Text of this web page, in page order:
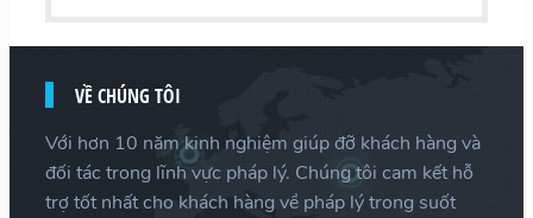
VỀ CHÚNG TÔI
Với hơn 10 năm kinh nghiệm giúp đỡ khách hàng và
đối tác trong lĩnh vực pháp lý. Chúng tôi cam kết hỗ
trợ tốt nhất cho khách hàng về pháp lý trong suốt